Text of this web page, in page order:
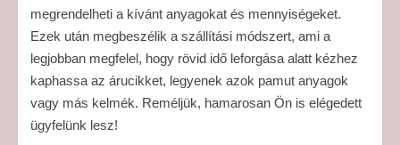
megrendelheti a kívánt anyagokat és mennyiségeket.
Ezek után megbeszélik a szállítási módszert, ami a
legjobban megfelel, hogy rövid idő leforgása alatt kézhez
kaphassa az árucikket, legyenek azok pamut anyagok
vagy más kelmék. Reméljük, hamarosan Ön is elégedett
ügyfelünk lesz!